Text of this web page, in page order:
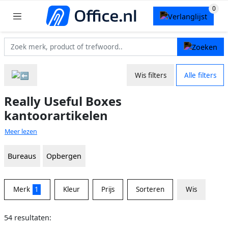
Wis filters Alle filters
Really Useful Boxes
kantoorartikelen
Meer lezen
Bureaus Opbergen
Merk 1 Kleur Prijs Sorteren Wis
54 resultaten: